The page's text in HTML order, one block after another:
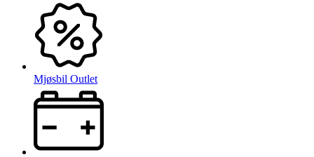
Mjøsbil Outlet